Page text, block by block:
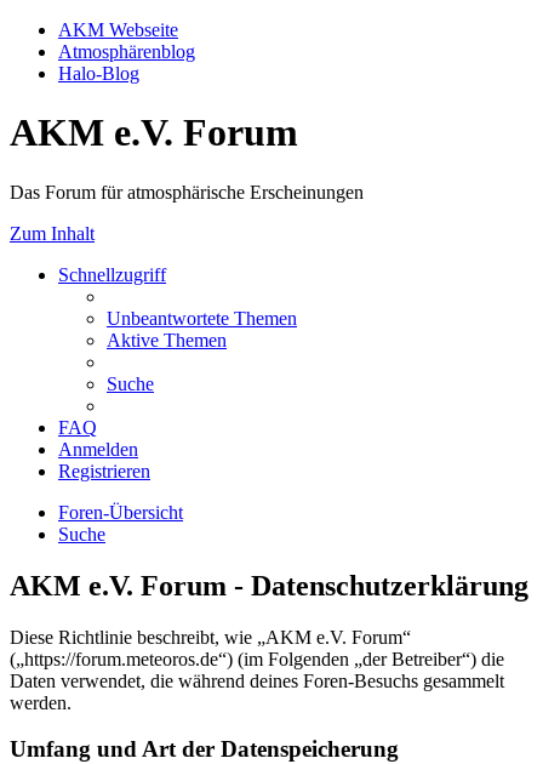
AKM Webseite
Atmosphärenblog
Halo-Blog
AKM e.V. Forum
Das Forum für atmosphärische Erscheinungen
Zum Inhalt
Schnellzugriff
Unbeantwortete Themen
Aktive Themen
Suche
FAQ
Anmelden
Registrieren
Foren-Übersicht
Suche
AKM e.V. Forum - Datenschutzerklärung
Diese Richtlinie beschreibt, wie „AKM e.V. Forum“
(„https://forum.meteoros.de“) (im Folgenden „der Betreiber“) die
Daten verwendet, die während deines Foren-Besuchs gesammelt
werden.
Umfang und Art der Datenspeicherung